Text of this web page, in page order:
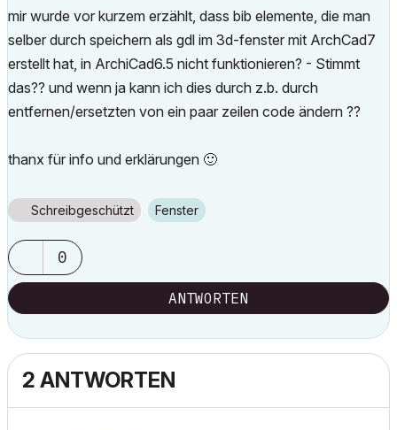
mir wurde vor kurzem erzählt, dass bib elemente, die man
selber durch speichern als gdl im 3d-fenster mit ArchCad7
erstellt hat, in ArchiCad6.5 nicht funktionieren? - Stimmt
das?? und wenn ja kann ich dies durch z.b. durch
entfernen/ersetzten von ein paar zeilen code ändern ??
thanx für info und erklärungen 🙂
Schreibgeschützt Fenster
0
ANTWORTEN
2 ANTWORTEN